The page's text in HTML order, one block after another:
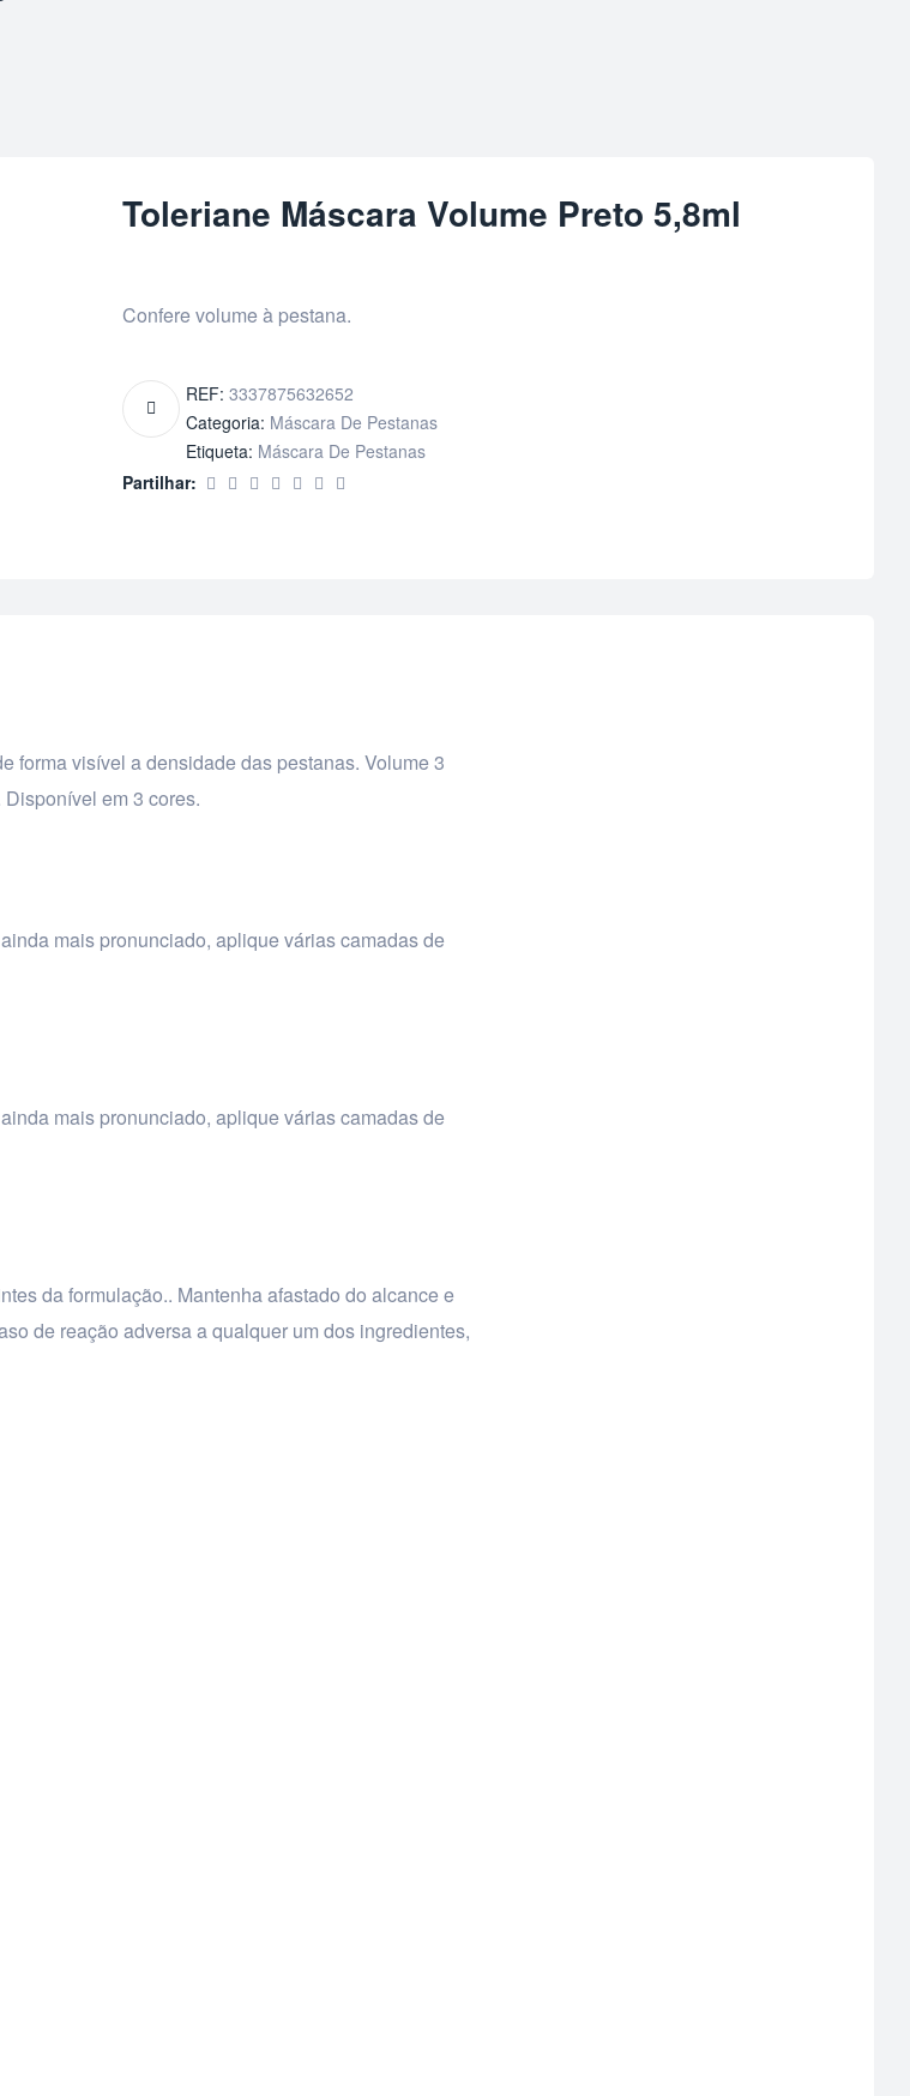
Toleriane Máscara Volume Preto 5,8ml
Confere volume à pestana.
REF: 3337875632652
Categoria: Máscara De Pestanas
Etiqueta: Máscara De Pestanas
Partilhar:
forma visível a densidade das pestanas. Volume 3
em 3 cores.
mais pronunciado, aplique várias camadas de
mais pronunciado, aplique várias camadas de
da formulação.. Mantenha afastado do alcance e
de reação adversa a qualquer um dos ingredientes,